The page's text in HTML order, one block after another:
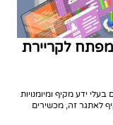
לקריירת
ידע מקיף ומיומנויות
לאתגר זה, מכשירים